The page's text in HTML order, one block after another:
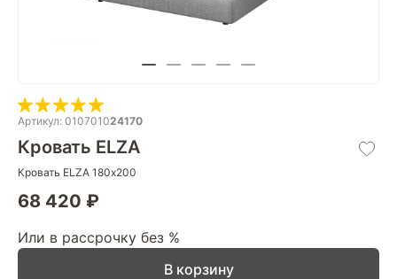
Артикул: 010701024170
Кровать ELZA
Кровать ELZA 180х200
68 420 ₽
Или в рассрочку без %
В корзину